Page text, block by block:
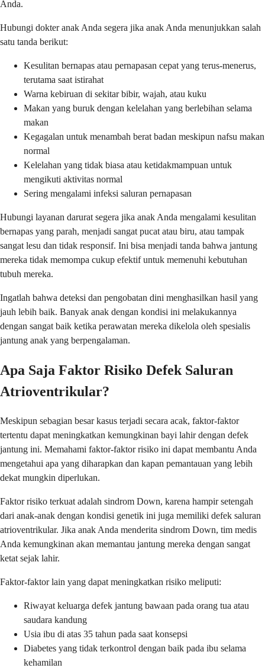
Anda.
Hubungi dokter anak Anda segera jika anak Anda menunjukkan salah
satu tanda berikut:
Kesulitan bernapas atau pernapasan cepat yang terus-menerus,
terutama saat istirahat
Warna kebiruan di sekitar bibir, wajah, atau kuku
Makan yang buruk dengan kelelahan yang berlebihan selama
makan
Kegagalan untuk menambah berat badan meskipun nafsu makan
normal
Kelelahan yang tidak biasa atau ketidakmampuan untuk
mengikuti aktivitas normal
Sering mengalami infeksi saluran pernapasan
Hubungi layanan darurat segera jika anak Anda mengalami kesulitan
bernapas yang parah, menjadi sangat pucat atau biru, atau tampak
sangat lesu dan tidak responsif. Ini bisa menjadi tanda bahwa jantung
mereka tidak memompa cukup efektif untuk memenuhi kebutuhan
tubuh mereka.
Ingatlah bahwa deteksi dan pengobatan dini menghasilkan hasil yang
jauh lebih baik. Banyak anak dengan kondisi ini melakukannya
dengan sangat baik ketika perawatan mereka dikelola oleh spesialis
jantung anak yang berpengalaman.
Apa Saja Faktor Risiko Defek Saluran
Atrioventrikular?
Meskipun sebagian besar kasus terjadi secara acak, faktor-faktor
tertentu dapat meningkatkan kemungkinan bayi lahir dengan defek
jantung ini. Memahami faktor-faktor risiko ini dapat membantu Anda
mengetahui apa yang diharapkan dan kapan pemantauan yang lebih
dekat mungkin diperlukan.
Faktor risiko terkuat adalah sindrom Down, karena hampir setengah
dari anak-anak dengan kondisi genetik ini juga memiliki defek saluran
atrioventrikular. Jika anak Anda menderita sindrom Down, tim medis
Anda kemungkinan akan memantau jantung mereka dengan sangat
ketat sejak lahir.
Faktor-faktor lain yang dapat meningkatkan risiko meliputi:
Riwayat keluarga defek jantung bawaan pada orang tua atau
saudara kandung
Usia ibu di atas 35 tahun pada saat konsepsi
Diabetes yang tidak terkontrol dengan baik pada ibu selama
kehamilan